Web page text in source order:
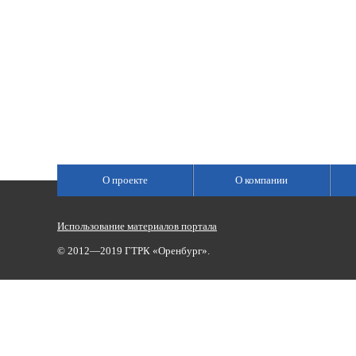
О проекте О компании
Использование материалов портала
© 2012—2019 ГТРК «Оренбург».
Сетевое издание «Государственный Интернет-Канал «Россия»